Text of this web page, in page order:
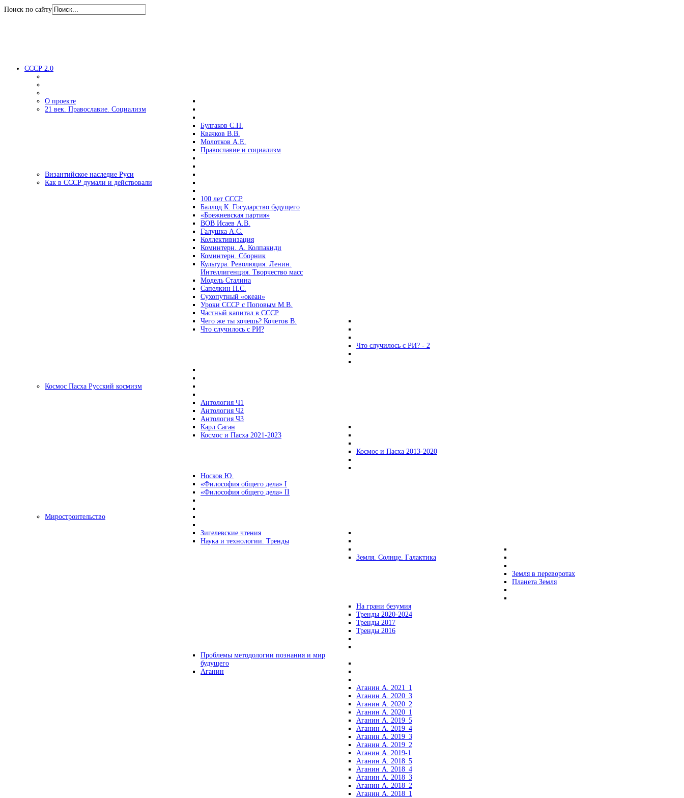
Поиск по сайту
СССР 2.0
О проекте
21 век. Православие. Социализм
Булгаков С.Н.
Квачков В.В.
Молотков А.Е.
Православие и социализм
Византийское наследие Руси
Как в СССР думали и действовали
100 лет СССР
Баллод К. Государство будущего
«Брежневская партия»
ВОВ Исаев А.В.
Галушка А.С.
Коллективизация
Коминтерн. А. Колпакиди
Коминтерн. Сборник
Культура. Революция. Ленин.
Интеллигенция. Творчество масс
Модель Сталина
Сапелкин Н.С.
Сухопутный «океан»
Уроки СССР с Поповым М.В.
Частный капитал в СССР
Чего же ты хочешь? Кочетов В.
Что случилось с РИ?
Что случилось с РИ? - 2
Космос Пасха Русский космизм
Антология Ч1
Антология Ч2
Антология Ч3
Карл Саган
Космос и Пасха 2021-2023
Космос и Пасха 2013-2020
Носков Ю.
«Философия общего дела» I
«Философия общего дела» II
Миростроительство
Зигелевские чтения
Наука и технологии. Тренды
Земля. Солнце. Галактика
Земля в переворотах
Планета Земля
На грани безумия
Тренды 2020-2024
Тренды 2017
Тренды 2016
Проблемы методологии познания и мир
будущего
Аганин
Аганин А. 2021_1
Аганин А. 2020_3
Аганин А. 2020_2
Аганин А. 2020_1
Аганин А. 2019_5
Аганин А. 2019_4
Аганин А. 2019_3
Аганин А. 2019_2
Аганин А. 2019-1
Аганин А. 2018_5
Аганин А. 2018_4
Аганин А. 2018_3
Аганин А. 2018_2
Аганин А. 2018_1